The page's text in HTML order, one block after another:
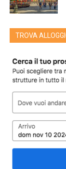
TROVA